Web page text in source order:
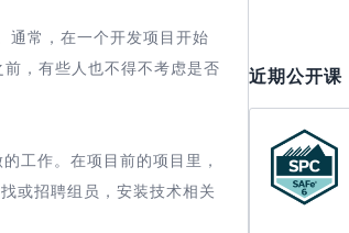
通常，在一个开发项目开始
，有些人也不得不考虑是否
工作。在项目前的项目里，
或招聘组员，安装技术相关
近期公开课